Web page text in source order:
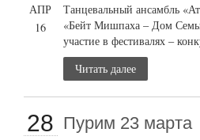
АПР
16
Танцевальный ансамбль
«Бейт Мишпаха – Дом
участие в фестивалях –
Читать далее
28 Пурим 23 марта